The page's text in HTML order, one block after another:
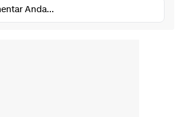
Anda...